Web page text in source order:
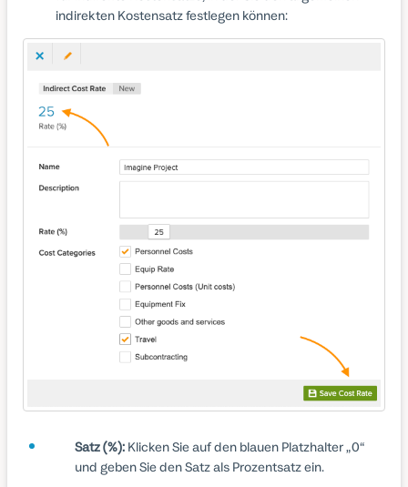
indirekten Kostensatz festlegen können:
Satz (%): Klicken Sie auf den blauen Platzhalter „0“
und geben Sie den Satz als Prozentsatz ein.